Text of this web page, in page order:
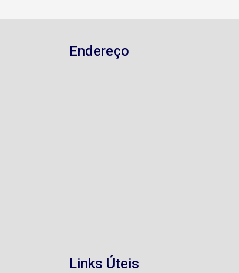
Endereço
Links Úteis